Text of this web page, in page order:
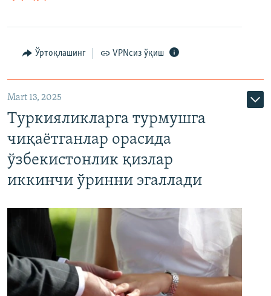
Ўртоқлашинг VPNсиз ўқиш
Mart 13, 2025
Туркияликларга турмушга
чиқаётганлар орасида
ўзбекистонлик қизлар
иккинчи ўринни эгаллади